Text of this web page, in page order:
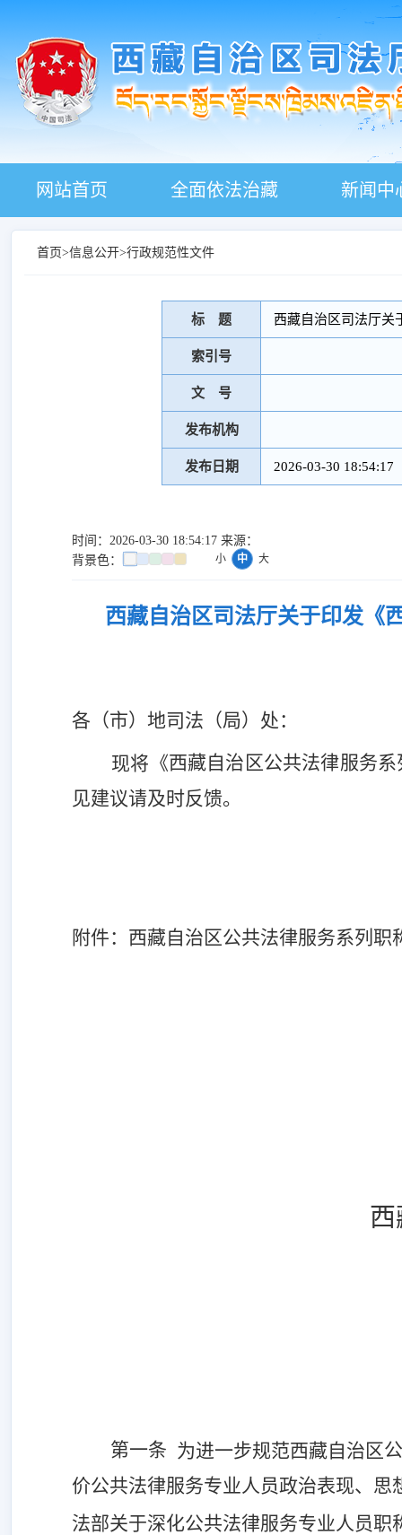
网站首页 全面依法治藏 新闻中
首页>信息公开>行政规范性文件
标 题 西藏自治区司法厅关
索引号
文 号
发布机构
发布日期 2026-03-30 18:54:17
时间：2026-03-30 18:54:17 来源：
背景色：
小 中 大
西藏自治区司法厅关于印发《
各（市）地司法（局）处：
现将《西藏自治区公共法律服务系
见建议请及时反馈。
附件：西藏自治区公共法律服务系列职
西
第一条 为进一步规范西藏自治区
价公共法律服务专业人员政治表现、思
法部关于深化公共法律服务专业人员